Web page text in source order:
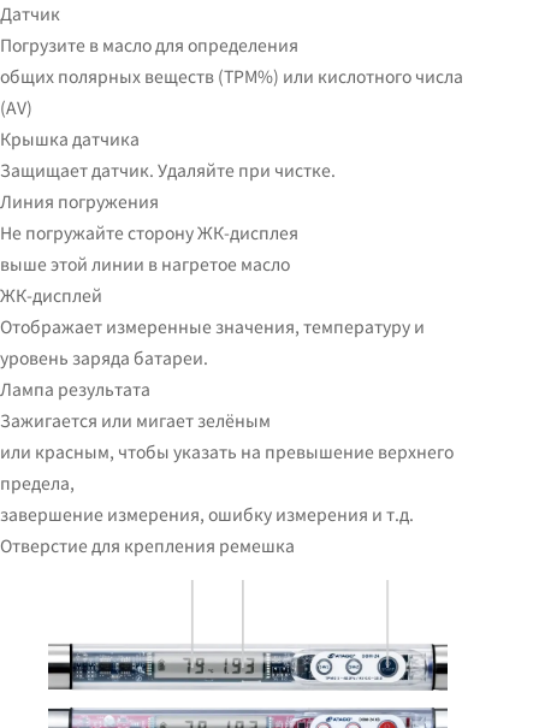
Датчик
Погрузите в масло для определения
общих полярных веществ (TPM%) или кислотного числа
(AV)
Крышка датчика
Защищает датчик. Удаляйте при чистке.
Линия погружения
Не погружайте сторону ЖК-дисплея
выше этой линии в нагретое масло
ЖК-дисплей
Отображает измеренные значения, температуру и
уровень заряда батареи.
Лампа результата
Зажигается или мигает зелёным
или красным, чтобы указать на превышение верхнего
предела,
завершение измерения, ошибку измерения и т.д.
Отверстие для крепления ремешка